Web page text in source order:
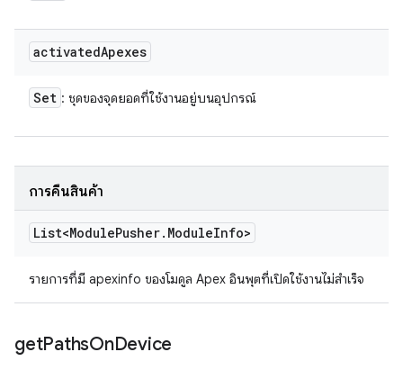
activatedApexes
Set : ชุดของจุดยอดที่ใช้งานอยู่บนอุปกรณ์
การคืนสินค้า
List<ModulePusher. ModuleInfo>
รายการที่มี apexinfo ของโมดูล Apex อินพุตที่เปิดใช้งานไม่สำเร็จ
getPathsOnDevice